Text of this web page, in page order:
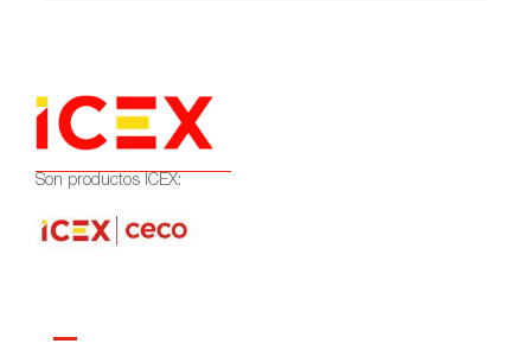
Son productos ICEX: